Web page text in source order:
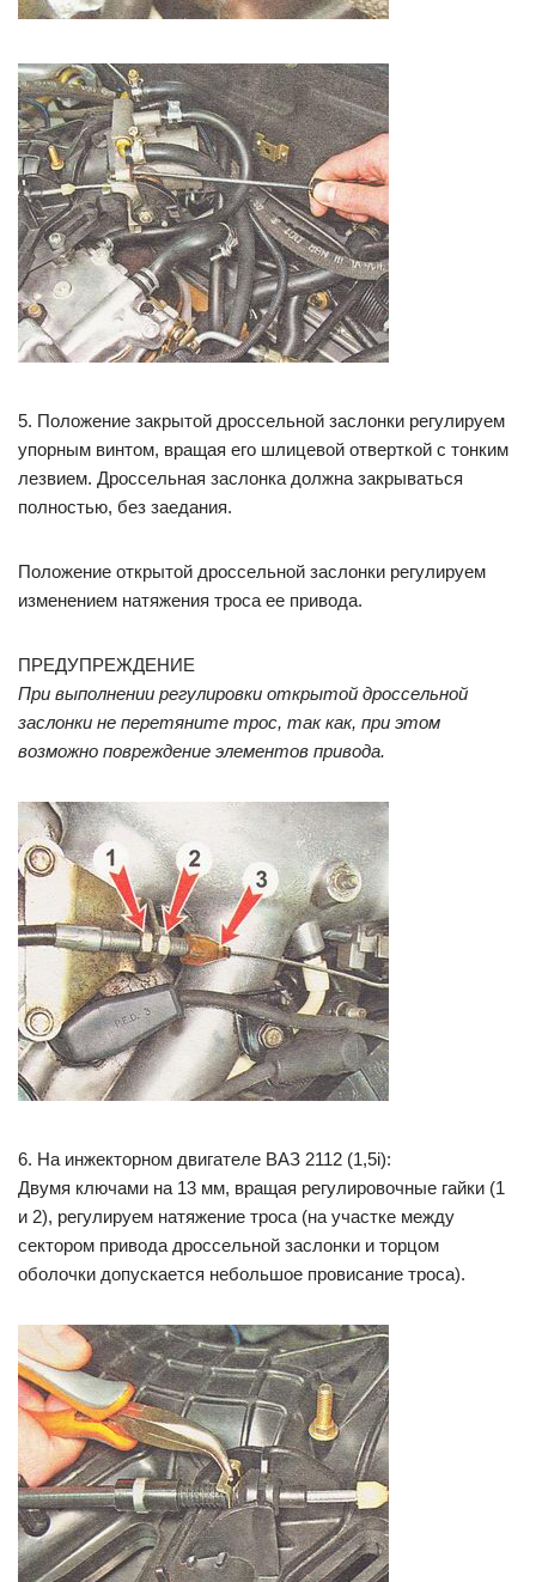
5. Положение закрытой дроссельной заслонки регулируем
упорным винтом, вращая его шлицевой отверткой с тонким
лезвием. Дроссельная заслонка должна закрываться
полностью, без заедания.
Положение открытой дроссельной заслонки регулируем
изменением натяжения троса ее привода.
ПРЕДУПРЕЖДЕНИЕ
При выполнении регулировки открытой дроссельной
заслонки не перетяните трос, так как, при этом
возможно повреждение элементов привода.
6. На инжекторном двигателе ВАЗ 2112 (1,5i):
Двумя ключами на 13 мм, вращая регулировочные гайки (1
и 2), регулируем натяжение троса (на участке между
сектором привода дроссельной заслонки и торцом
оболочки допускается небольшое провисание троса).